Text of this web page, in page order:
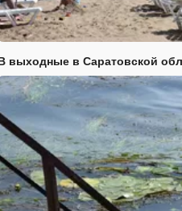
выходные в Саратовской